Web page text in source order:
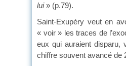
lui» (p.79).
Saint-Exupéry veut en
« voir » les traces de
eux qui auraient disparu,
chiffre souvent avancé de